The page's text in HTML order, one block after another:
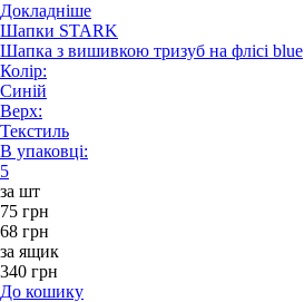
Докладніше
Шапки STARK
Шапка з вишивкою тризуб на флісі blue
Колір:
Синій
Верх:
Текстиль
В упаковці:
5
за шт
75 грн
68 грн
за ящик
340 грн
До кошику